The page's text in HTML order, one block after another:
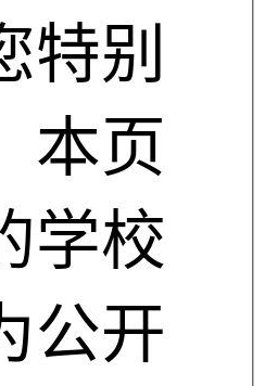
特别
本页
学校
公开